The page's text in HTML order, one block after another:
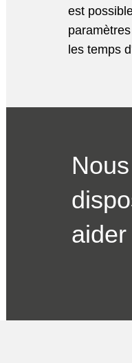
est
les temps
aider